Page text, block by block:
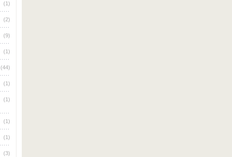
(1)
(2)
(9)
(1)
(44)
(1)
(1)
(1)
(1)
(3)